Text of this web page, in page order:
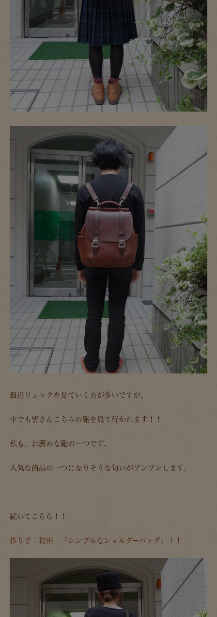
最近リュックを見ていく方が多いですが、
中でも皆さんこちらの鞄を見て行かれます！！
私も、お薦めな鞄の一つです。
人気な商品の一つになりそうな匂いがプンプンします。
続いてこちら！！
作り手：袴田 「シンプルなショルダーバッグ」！！